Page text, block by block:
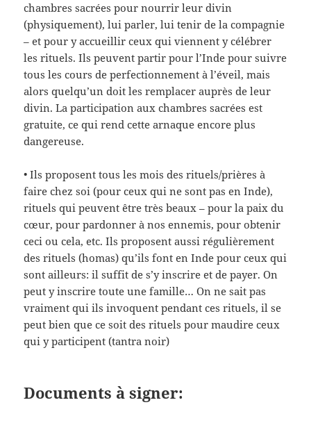
chambres sacrées pour nourrir leur divin
(physiquement), lui parler, lui tenir de la compagnie
– et pour y accueillir ceux qui viennent y célébrer
les rituels. Ils peuvent partir pour l’Inde pour suivre
tous les cours de perfectionnement à l’éveil, mais
alors quelqu’un doit les remplacer auprès de leur
divin. La participation aux chambres sacrées est
gratuite, ce qui rend cette arnaque encore plus
dangereuse.
• Ils proposent tous les mois des rituels/prières à
faire chez soi (pour ceux qui ne sont pas en Inde),
rituels qui peuvent être très beaux – pour la paix du
cœur, pour pardonner à nos ennemis, pour obtenir
ceci ou cela, etc. Ils proposent aussi régulièrement
des rituels (homas) qu’ils font en Inde pour ceux qui
sont ailleurs: il suffit de s’y inscrire et de payer. On
peut y inscrire toute une famille… On ne sait pas
vraiment qui ils invoquent pendant ces rituels, il se
peut bien que ce soit des rituels pour maudire ceux
qui y participent (tantra noir)
Documents à signer: